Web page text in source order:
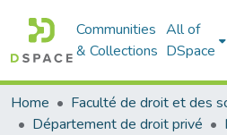
Communities
& Collections
All of
DSpace
Home
Département de droit privé